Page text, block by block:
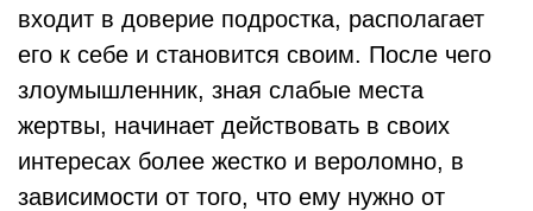
входит в доверие подростка, располагает
его к себе и становится своим. После чего
злоумышленник, зная слабые места
жертвы, начинает действовать в своих
интересах более жестко и вероломно, в
зависимости от того, что ему нужно от